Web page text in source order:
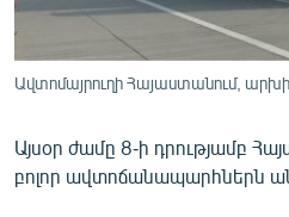
ՍՊՈՐՏ
ՄԵԿՆԱԲԱՆՈՒԹՅՈՒՆ
ԿՈՐՈՆԱՎԻՐՈՒՍ
ԱՐԽԻՎ
Ավտոմայրուղի Հայաստանում,
Այսօր ժամը 8-ի դրությամբ
բոլոր ավտոճանապարհներն